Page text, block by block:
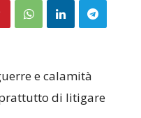
e calamità
di litigare